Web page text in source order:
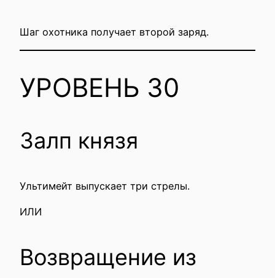
Шаг охотника получает второй заряд.
УРОВЕНЬ 30
Залп князя
Ультимейт выпускает три стрелы.
ИЛИ
Возвращение из